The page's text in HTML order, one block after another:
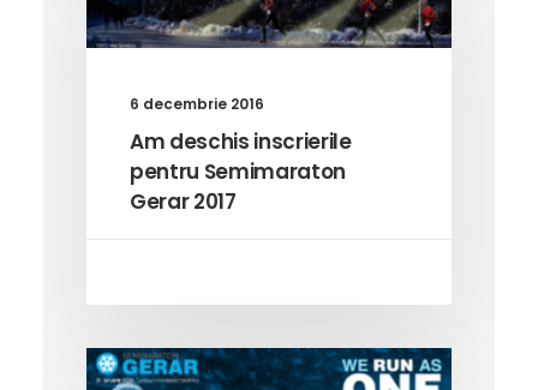
6 decembrie 2016
Am deschis inscrierile
pentru Semimaraton
Gerar 2017